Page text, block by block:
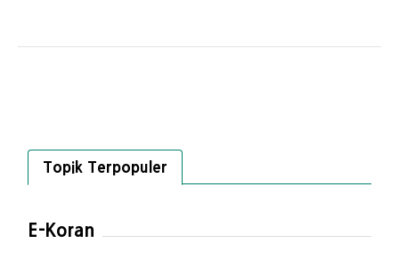
Topik Terpopuler
E-Koran